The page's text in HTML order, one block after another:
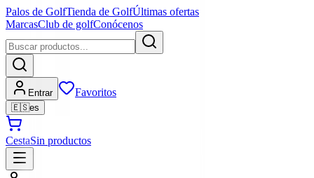
Palos de GolfTienda de GolfÚltimas ofertas
MarcasClub de golfConócenos
Entrar Favoritos
🇪🇸es
CestaSin productos